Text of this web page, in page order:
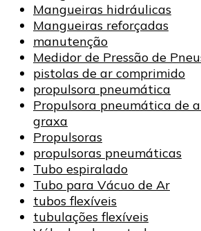
Mangueiras hidráulicas
Mangueiras reforçadas
manutenção
Medidor de Pressão de
pistolas de ar comprimido
propulsora pneumática
Propulsora pneumática de
graxa
Propulsoras
propulsoras pneumáticas
Tubo espiralado
Tubo para Vácuo de Ar
tubos flexíveis
tubulações flexíveis